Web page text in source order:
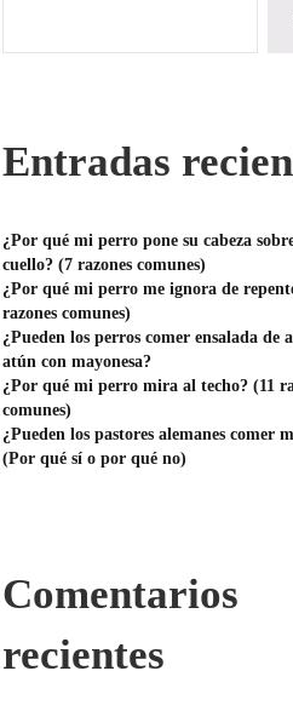
Entradas
¿Por qué mi perro pone su cabeza
cuello? (7 razones comunes)
¿Por qué mi perro me ignora de
razones comunes)
¿Pueden los perros comer ensalada de
atún con mayonesa?
¿Por qué mi perro mira al techo? (11
comunes)
¿Pueden los pastores alemanes comer
(Por qué sí o por qué no)
Comentarios
recientes